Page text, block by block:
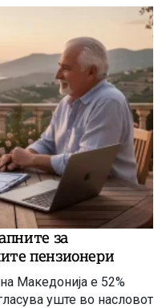
за
пензионери
Македонија е 52%
уште во насловот